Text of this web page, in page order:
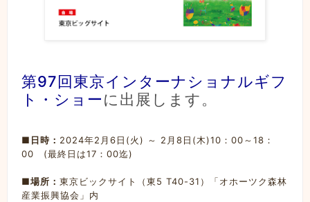
第97回東京インターナショナルギフ
ト・ショーに出展します。
■日時： 2024年2月6日(火) ～ 2月8日(木)10：00～18：
00 (最終日は17：00迄)
■場所： 東京ビックサイト（東5 T40-31）「オホーツク森林
産業振興協会」内